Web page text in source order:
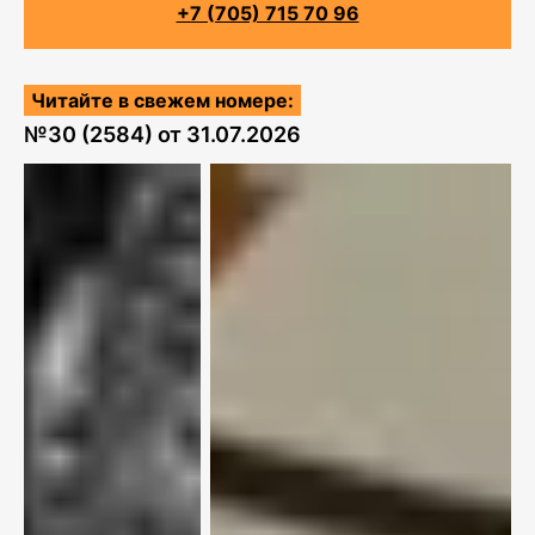
+7 (705) 715 70 96
Читайте в свежем номере:
№30 (2584) от 31.07.2026